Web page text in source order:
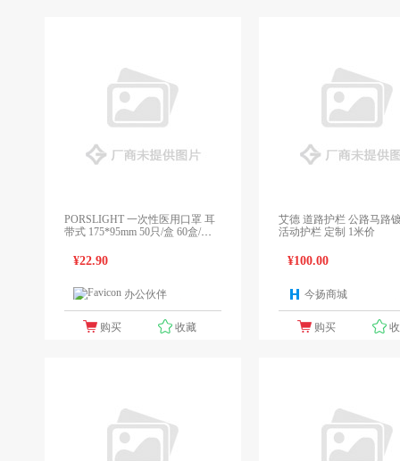
PORSLIGHT 一次性医用口罩 耳
带式 175*95mm 50只/盒 60盒/箱
构：内外层无纺布/中间层熔喷布
¥22.90
办公伙伴
购买 收藏
艾德 道路护栏 公路马路镀锌防撞
活动护栏 定制 1米价
¥100.00
今扬商城
购买